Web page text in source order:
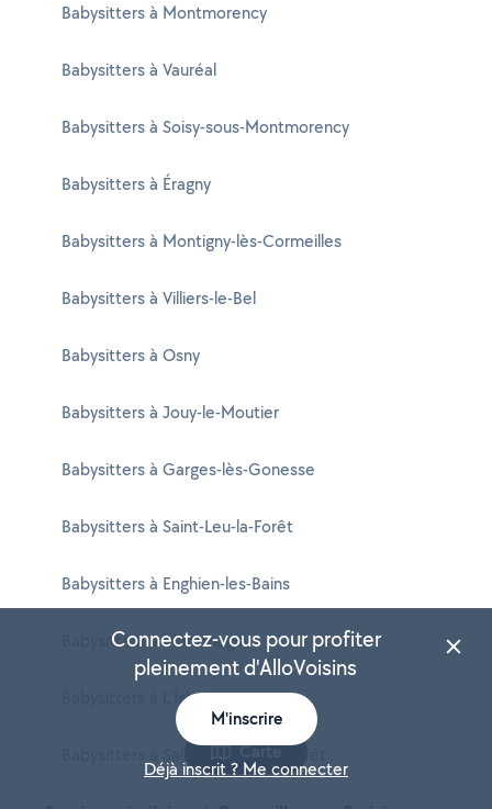
Babysitters à Montmorency
Babysitters à Vauréal
Babysitters à Soisy-sous-Montmorency
Babysitters à Éragny
Babysitters à Montigny-lès-Cormeilles
Babysitters à Villiers-le-Bel
Babysitters à Osny
Babysitters à Jouy-le-Moutier
Babysitters à Garges-lès-Gonesse
Babysitters à Saint-Leu-la-Forêt
Babysitters à Enghien-les-Bains
Babysitters à Montmagny
Babysitters à L'Isle-Adam
Carte
Connectez-vous pour profiter
pleinement d'AlloVoisins
M'inscrire
Déjà inscrit ? Me connecter